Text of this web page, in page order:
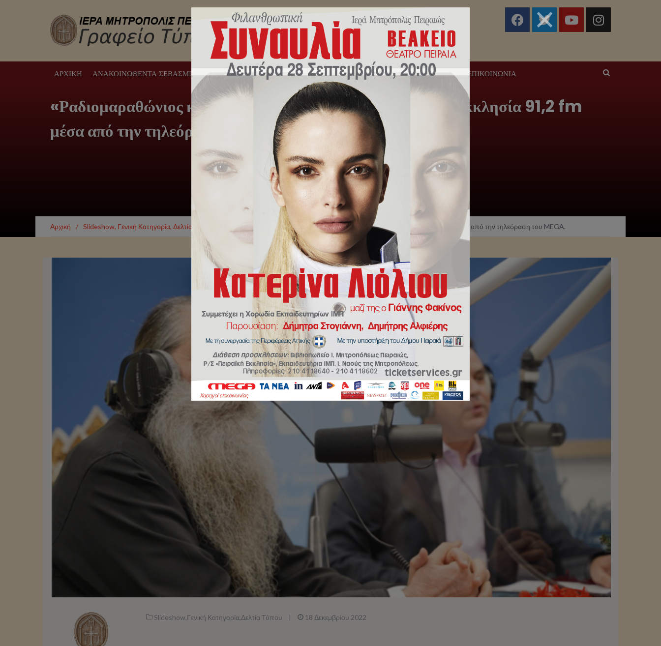
ΑΡΧΙΚΉ ΑΝΑΚΟΙΝΩΘΈΝΤΑ ΣΕΒΑΣΜΙΩΤΆΤΟΥ ΜΗΝΎΜΑΤΑ ΣΕΒΑΣΜΙΩΤΆΤΟΥ ΔΕΛΤΊΑ ΤΎΠΟΥ ΕΚΔΗΛΏΣΕΙΣ ΕΠΙΚΟΙΝΩΝΊΑ
«Ραδιομαραθώνιος κατά της φτώχειας» από την Πειραϊκή Εκκλησία 91,2 fm
μέσα από την τηλεόραση του MEGA.
Αρχική / Slideshow, Γενική Κατηγορία, Δελτία Τύπου «Ραδιομαραθώνιος κατά της φτώχειας» από την Πειραϊκή Εκκλησία 91,2 fm μέσα από την τηλεόραση του MEGA.
Slideshow,Γενική Κατηγορία,Δελτία Τύπου | 18 Δεκεμβρίου 2022